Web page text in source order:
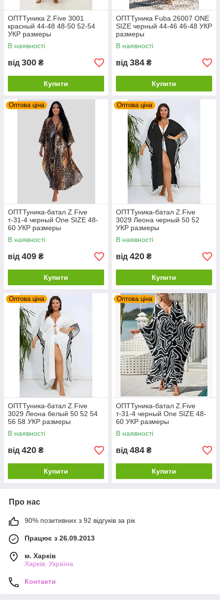
ОПТТуника Z.Five 3001
красный 44-48 48-50 52-54
УКР размеры
В наявності
від 300 ₴
Купити
ОПТТуника Fuba 26007 ONE
SIZE черный 44-46 46-48 УКР
размеры
В наявності
від 384 ₴
Купити
Оптова ціна
ОПТТуника-батал Z.Five
т-31-4 черный Оne SIZE 48-
60 УКР размеры
В наявності
від 409 ₴
Купити
Оптова ціна
ОПТТуника-батал Z.Five
3029 Леона черный 50 52
УКР размеры
В наявності
від 420 ₴
Купити
Оптова ціна
ОПТТуника-батал Z.Five
3029 Леона белый 50 52 54
56 58 УКР размеры
В наявності
від 420 ₴
Купити
Оптова ціна
ОПТТуника-батал Z.Five
т-31-4 черный Оne SIZE 48-
60 УКР размеры
В наявності
від 484 ₴
Купити
Про нас
90% позитивних з 92 відгуків за рік
Працює з 26.09.2013
м. Харків
Харків, Україна
Контакти